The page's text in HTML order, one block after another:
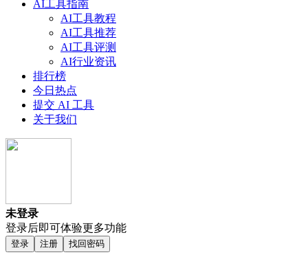
AI工具指南
AI工具教程
AI工具推荐
AI工具评测
AI行业资讯
排行榜
今日热点
提交 AI 工具
关于我们
未登录
登录后即可体验更多功能
登录 注册 找回密码